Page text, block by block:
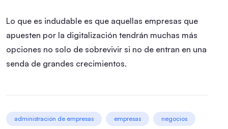
Lo que es indudable es que aquellas empresas que
apuesten por la digitalización tendrán muchas más
opciones no solo de sobrevivir si no de entran en una
senda de grandes crecimientos.
administración de empresas empresas negocios